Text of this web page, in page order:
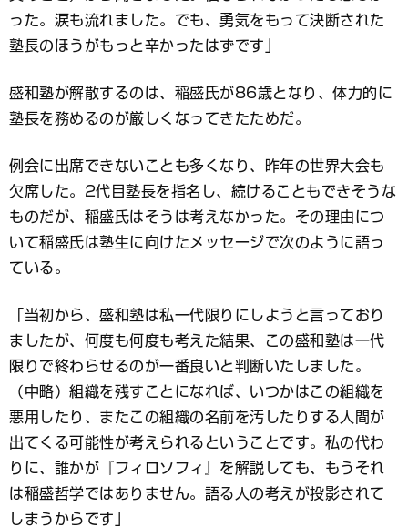
った。涙も流れました。でも、勇気をもって決断された
塾長のほうがもっと辛かったはずです」
盛和塾が解散するのは、稲盛氏が86歳となり、体力的に
塾長を務めるのが厳しくなってきたためだ。
例会に出席できないことも多くなり、昨年の世界大会も
欠席した。2代目塾長を指名し、続けることもできそうな
ものだが、稲盛氏はそうは考えなかった。その理由につ
いて稲盛氏は塾生に向けたメッセージで次のように語っ
ている。
「当初から、盛和塾は私一代限りにしようと言っており
ましたが、何度も何度も考えた結果、この盛和塾は一代
限りで終わらせるのが一番良いと判断いたしました。
（中略）組織を残すことになれば、いつかはこの組織を
悪用したり、またこの組織の名前を汚したりする人間が
出てくる可能性が考えられるということです。私の代わ
りに、誰かが『フィロソフィ』を解説しても、もうそれ
は稲盛哲学ではありません。語る人の考えが投影されて
しまうからです」